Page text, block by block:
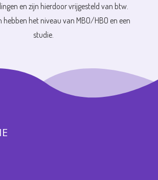
en zijn hierdoor vrijgesteld van btw.
hebben het niveau van MBO/HBO en een
studie.